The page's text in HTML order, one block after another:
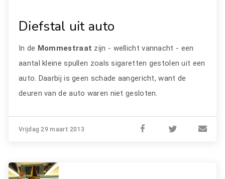
Diefstal uit auto
In de Mommestraat zijn - wellicht vannacht - een
aantal kleine spullen zoals sigaretten gestolen uit een
auto. Daarbij is geen schade aangericht, want de
deuren van de auto waren niet gesloten.
Vrijdag 29 maart 2013